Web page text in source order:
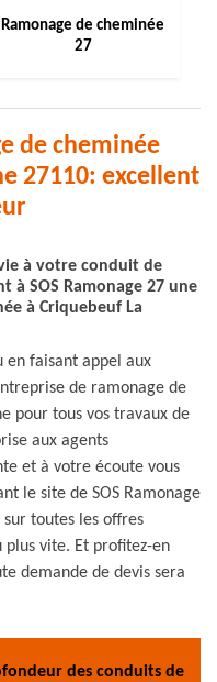
Ramonage de cheminée
27
de cheminée
27110: excellent
à votre conduit de
à SOS Ramonage 27 une
à Criquebeuf La
en faisant appel aux
de ramonage de
pour tous vos travaux de
aux agents
et à votre écoute vous
le site de SOS Ramonage
toutes les offres
plus vite. Et profitez-en
demande de devis sera
des conduits de